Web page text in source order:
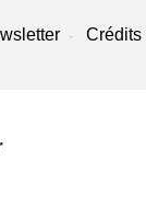
Crédits